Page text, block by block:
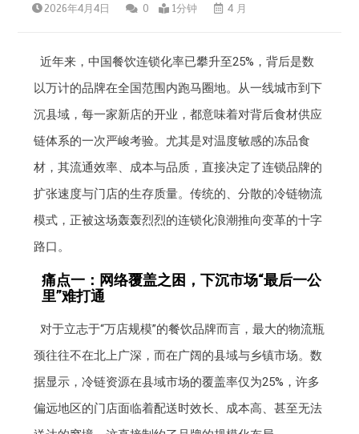
2026年4月4日 0 1分钟 4 月
近年来，中国餐饮连锁化率已攀升至25%，背后是数
以万计的品牌在全国范围内跑马圈地。从一线城市到下
沉县域，每一家新店的开业，都意味着对背后食材供应
链体系的一次严峻考验。尤其是对温度敏感的冻品食
材，其流通效率、成本与品质，直接决定了连锁品牌的
扩张速度与门店的生存质量。传统的、分散的冷链物流
模式，正被这场轰轰烈烈的连锁化浪潮推向变革的十字
路口。
痛点一：网络覆盖之困，下沉市场“最后一公
里”难打通
对于立志于“万店规模”的餐饮品牌而言，最大的物流瓶
颈往往不在北上广深，而在广阔的县域与乡镇市场。数
据显示，冷链资源在县域市场的覆盖率仅为25%，许多
偏远地区的门店面临着配送时效长、成本高、甚至无法